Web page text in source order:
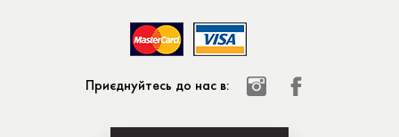
Приєднуйтесь до нас в: